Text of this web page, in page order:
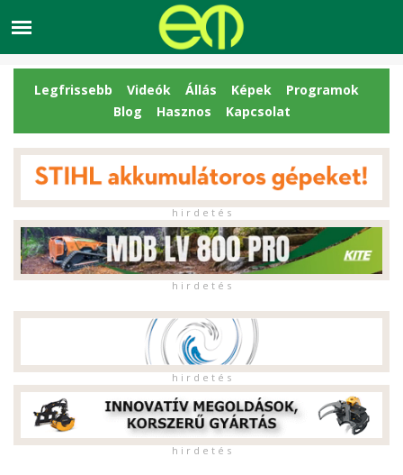
Legfrissebb Videók Állás Képek
Programok
Blog
Hasznos Kapcsolat
h i r d e t é s
h i r d e t é s
h i r d e t é s
h i r d e t é s